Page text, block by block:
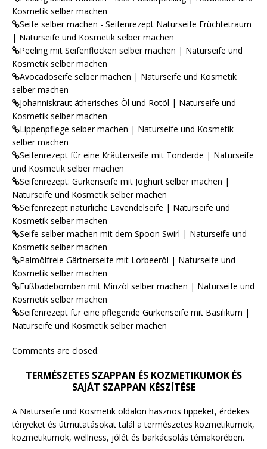
Kosmetik selber machen
Seife selber machen - Seifenrezept Naturseife Früchtetraum
| Naturseife und Kosmetik selber machen
Peeling mit Seifenflocken selber machen | Naturseife und
Kosmetik selber machen
Avocadoseife selber machen | Naturseife und Kosmetik
selber machen
Johanniskraut ätherisches Öl und Rotöl | Naturseife und
Kosmetik selber machen
Lippenpflege selber machen | Naturseife und Kosmetik
selber machen
Seifenrezept für eine Kräuterseife mit Tonderde | Naturseife
und Kosmetik selber machen
Seifenrezept: Gurkenseife mit Joghurt selber machen |
Naturseife und Kosmetik selber machen
Seifenrezept natürliche Lavendelseife | Naturseife und
Kosmetik selber machen
Seife selber machen mit dem Spoon Swirl | Naturseife und
Kosmetik selber machen
Palmölfreie Gärtnerseife mit Lorbeeröl | Naturseife und
Kosmetik selber machen
Fußbadebomben mit Minzöl selber machen | Naturseife und
Kosmetik selber machen
Seifenrezept für eine pflegende Gurkenseife mit Basilikum |
Naturseife und Kosmetik selber machen
Comments are closed.
TERMÉSZETES SZAPPAN ÉS KOZMETIKUMOK ÉS
SAJÁT SZAPPAN KÉSZÍTÉSE
A Naturseife und Kosmetik oldalon hasznos tippeket, érdekes
tényeket és útmutatásokat talál a természetes kozmetikumok,
kozmetikumok, wellness, jólét és barkácsolás témakörében.